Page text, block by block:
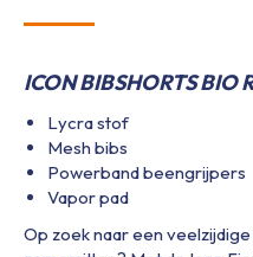
ICON BIBSHORTS BIO
Lycra stof
Mesh bibs
Powerband beengrijpers
Vapor pad
Op zoek naar een